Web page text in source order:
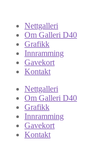
Nettgalleri
Om Galleri D40
Grafikk
Innramming
Gavekort
Kontakt
Nettgalleri
Om Galleri D40
Grafikk
Innramming
Gavekort
Kontakt